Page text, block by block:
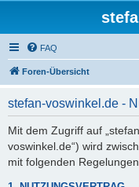
FAQ
Foren-Übersicht
stefan-voswinkel.de -
Mit dem Zugriff auf
voswinkel.de“) wird
mit folgenden